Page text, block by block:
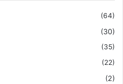
(64)
(30)
(35)
(22)
(2)